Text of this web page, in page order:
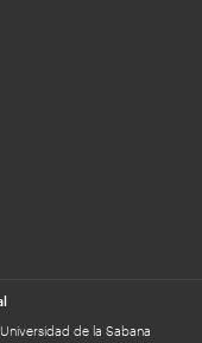
Universidad de la Sabana